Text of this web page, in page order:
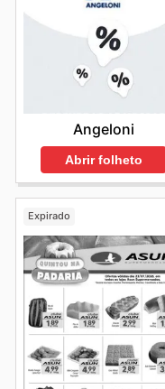
Angeloni
Abrir folheto
Expirado